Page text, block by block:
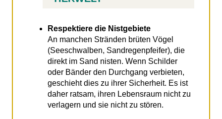
Respektiere die Nistgebiete
An manchen Stränden brüten Vögel
(Seeschwalben, Sandregenpfeifer), die
direkt im Sand nisten. Wenn Schilder
oder Bänder den Durchgang verbieten,
geschieht dies zu ihrer Sicherheit. Es ist
daher ratsam, ihren Lebensraum nicht zu
verlagern und sie nicht zu stören.